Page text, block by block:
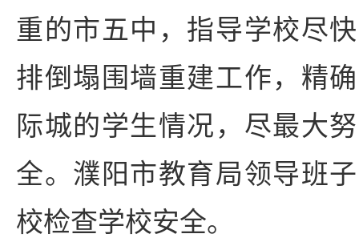
重的市五中，指导学校尽
排倒塌围墙重建工作，精
际城的学生情况，尽最大
全。濮阳市教育局领导班
校检查学校安全。